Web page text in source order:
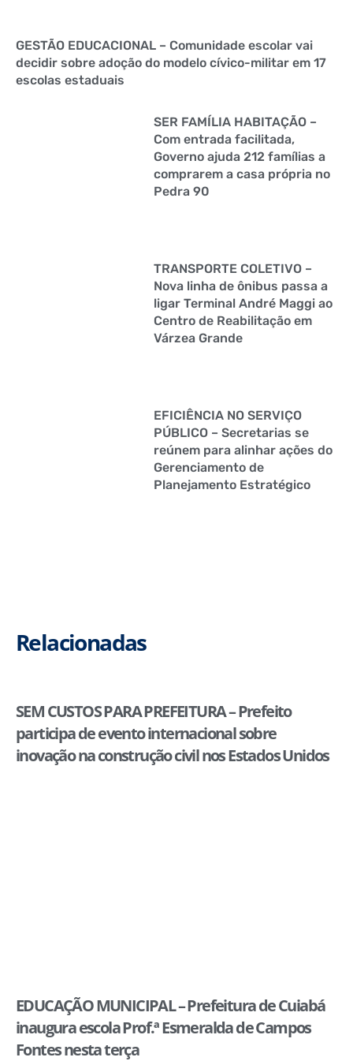
GESTÃO EDUCACIONAL – Comunidade escolar vai
decidir sobre adoção do modelo cívico-militar em 17
escolas estaduais
SER FAMÍLIA HABITAÇÃO –
Com entrada facilitada,
Governo ajuda 212 famílias a
comprarem a casa própria no
Pedra 90
TRANSPORTE COLETIVO –
Nova linha de ônibus passa a
ligar Terminal André Maggi ao
Centro de Reabilitação em
Várzea Grande
EFICIÊNCIA NO SERVIÇO
PÚBLICO – Secretarias se
reúnem para alinhar ações do
Gerenciamento de
Planejamento Estratégico
Relacionadas
SEM CUSTOS PARA PREFEITURA – Prefeito
participa de evento internacional sobre
inovação na construção civil nos Estados Unidos
EDUCAÇÃO MUNICIPAL – Prefeitura de Cuiabá
inaugura escola Prof.ª Esmeralda de Campos
Fontes nesta terça